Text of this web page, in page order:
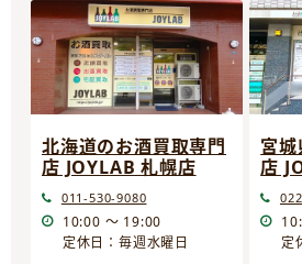
北海道のお酒買取専門
店 JOYLAB 札幌店
011-530-9080
10:00 ～ 19:00
定休日：毎週水曜日
宮
店
定